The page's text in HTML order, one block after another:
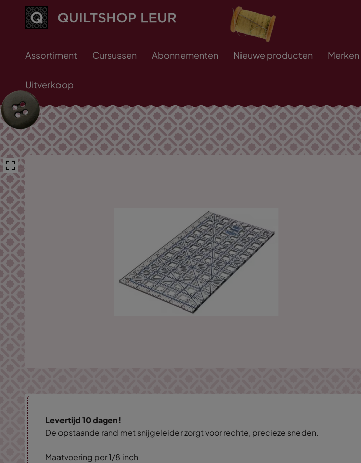
Assortiment Cursussen Abonnementen Nieuwe producten Merken
Uitverkoop
Levertijd 10 dagen!
De opstaande rand met snijgeleider zorgt voor rechte, precieze sneden.
Maatvoering per 1/8 inch